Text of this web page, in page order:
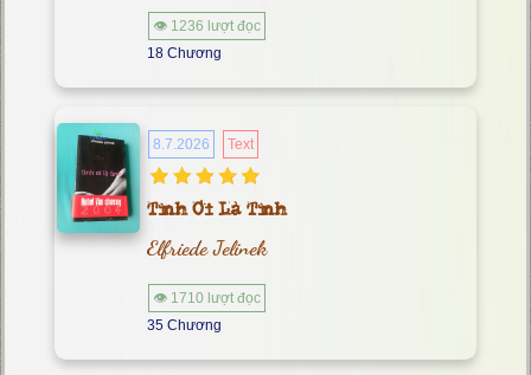
👁 1236 lượt đọc
18 Chương
8.7.2026 Text
Tình Ơi Là Tình
Elfriede Jelinek
👁 1710 lượt đọc
35 Chương